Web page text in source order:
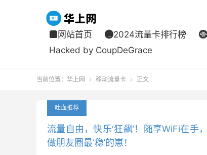
 网站首页 2024流量卡排行榜 
Hacked by CoupDeGrace
当前位置： 华上网  移动流量卡  正文
吐血推荐
流量自由，快乐‘狂飙’！随享WiFi在手，
做朋友圈最‘稳’的崽！